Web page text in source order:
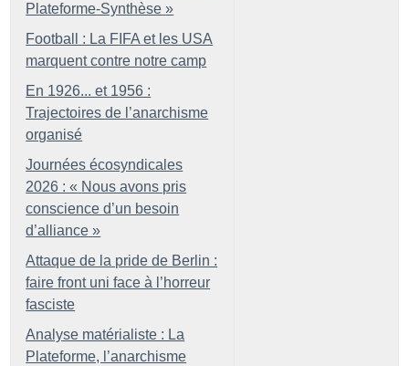
Plateforme-Synthèse »
Football : La FIFA et les USA
marquent contre notre camp
En 1926... et 1956 :
Trajectoires de l’anarchisme
organisé
Journées écosyndicales
2026 : « Nous avons pris
conscience d’un besoin
d’alliance »
Attaque de la pride de Berlin :
faire front uni face à l’horreur
fasciste
Analyse matérialiste : La
Plateforme, l’anarchisme